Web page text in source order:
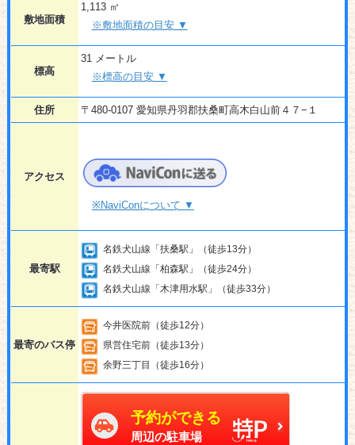
敷地面積
1,113 ㎡
※敷地面積の目安 ▼
標高
31 メートル
※標高の目安 ▼
住所 〒480-0107 愛知県丹羽郡扶桑町高木白山前４７−１
アクセス
※NaviConについて ▼
最寄駅
名鉄犬山線「扶桑駅」（徒歩13分）
名鉄犬山線「柏森駅」（徒歩24分）
名鉄犬山線「木津用水駅」（徒歩33分）
最寄のバス停
今井医院前（徒歩12分）
県営住宅前（徒歩13分）
余野三丁目（徒歩16分）
予約ができる
周辺の駐車場